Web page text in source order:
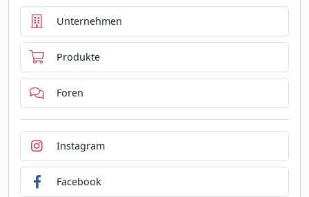
Unternehmen
Produkte
Foren
Instagram
Facebook